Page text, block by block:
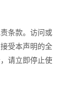
条款。访问或
受本声明的全
请立即停止使